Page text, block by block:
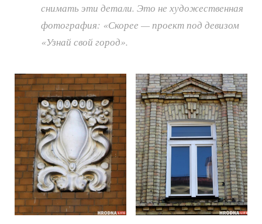
снимать эти детали. Это не художественная
фотография: «Скорее — проект под девизом
«Узнай свой город».